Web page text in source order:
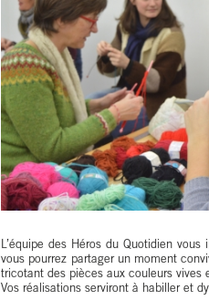
L’équipe des Héros du Quotidien
vous pourrez partager un moment
tricotant des pièces aux couleurs vives
Vos réalisations serviront à habiller et